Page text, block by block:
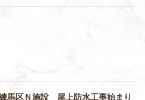
馬区Ｎ施設 屋上防水工事始まり